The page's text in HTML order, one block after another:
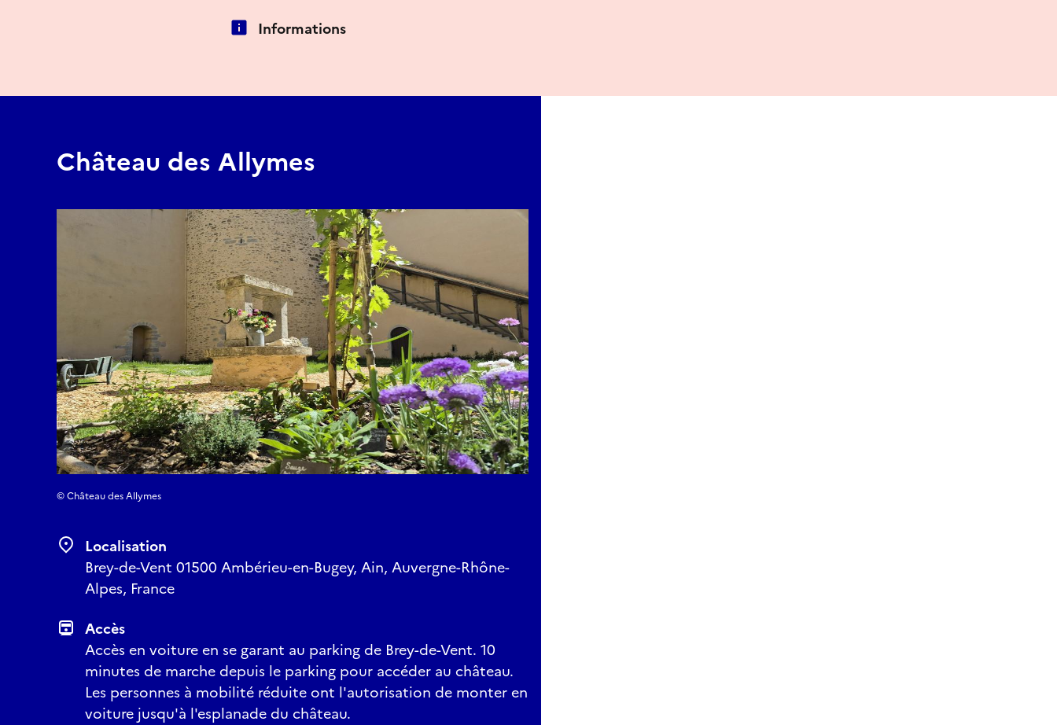
Informations
Château des Allymes
© Château des Allymes
Localisation
Brey-de-Vent 01500 Ambérieu-en-Bugey, Ain, Auvergne-Rhône-
Alpes, France
Accès
Accès en voiture en se garant au parking de Brey-de-Vent. 10
minutes de marche depuis le parking pour accéder au château.
Les personnes à mobilité réduite ont l'autorisation de monter en
voiture jusqu'à l'esplanade du château.